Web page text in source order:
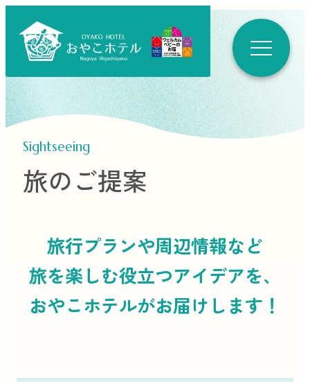
Sightseeing
旅のご提案
旅行プランや周辺情報など
旅を楽しむ役立つアイデアを、
おやこホテルがお届けします！